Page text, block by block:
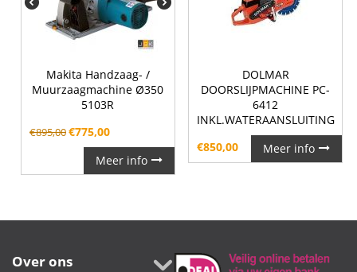
Makita Handzaag- /
Muurzaagmachine Ø350
5103R
€895,00€775,00
Meer info
DOLMAR
DOORSLIJPMACHINE PC-
6412
INKL.WATERAANSLUITING
€850,00 Meer info
Over ons